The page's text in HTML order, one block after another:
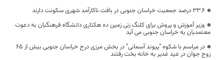
۳۳.۶ درصد جمعیت خراسان جنوبی در بافت ناکارآمد شهری سکونت دارند
وزیر آموزش و پروش برای کلنگ زنی زمین ده هکتاری دانشگاه فرهنگیان به دعوت
معتمدیان به خراسان جنوبی می آید
در مراسم با شکوه “پیوند آسمانی” در بخش مرزی درح خراسان جنوبی بیش از 65
زوج جوان در عید غدیر به خانه بخت رفتند